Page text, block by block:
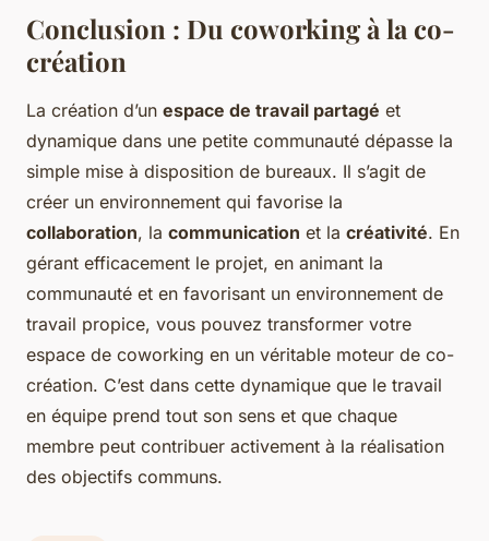
Conclusion : Du coworking à la co-
création
La création d’un espace de travail partagé et
dynamique dans une petite communauté dépasse la
simple mise à disposition de bureaux. Il s’agit de
créer un environnement qui favorise la
collaboration, la communication et la créativité. En
gérant efficacement le projet, en animant la
communauté et en favorisant un environnement de
travail propice, vous pouvez transformer votre
espace de coworking en un véritable moteur de co-
création. C’est dans cette dynamique que le travail
en équipe prend tout son sens et que chaque
membre peut contribuer activement à la réalisation
des objectifs communs.